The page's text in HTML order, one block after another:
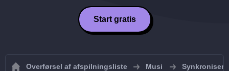
Start gratis
Overførsel af afspilningsliste Musi Synkroniser